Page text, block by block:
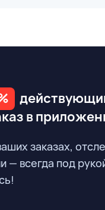
в
заказах,
— всегда под